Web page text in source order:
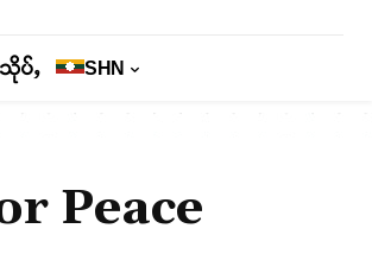
သိုပ်ႇ SHN
Peace